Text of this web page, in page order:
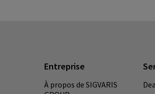
Entreprise
À propos de SIGVARIS